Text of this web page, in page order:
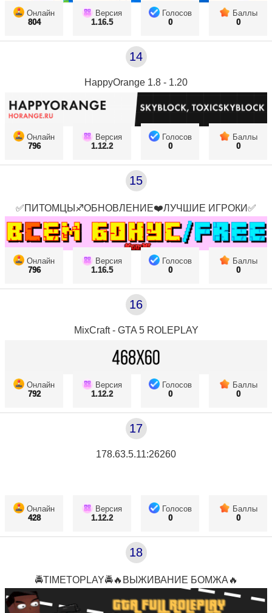
Онлайн
804
Версия
1.16.5
Голосов
0
Баллы
0
14
HappyOrange 1.8 - 1.20
Онлайн
796
Версия
1.12.2
Голосов
0
Баллы
0
15
✅ПИТОМЦЫ♐ОБНОВЛЕНИЕ❤️ЛУЧШИЕ ИГРОКИ✅
Онлайн
796
Версия
1.16.5
Голосов
0
Баллы
0
16
MixCraft - GTA 5 ROLEPLAY
Онлайн
792
Версия
1.12.2
Голосов
0
Баллы
0
17
178.63.5.11:26260
Онлайн
428
Версия
1.12.2
Голосов
0
Баллы
0
18
🚔TIMETOPLAY🚔🔥ВЫЖИВАНИЕ БОМЖА🔥